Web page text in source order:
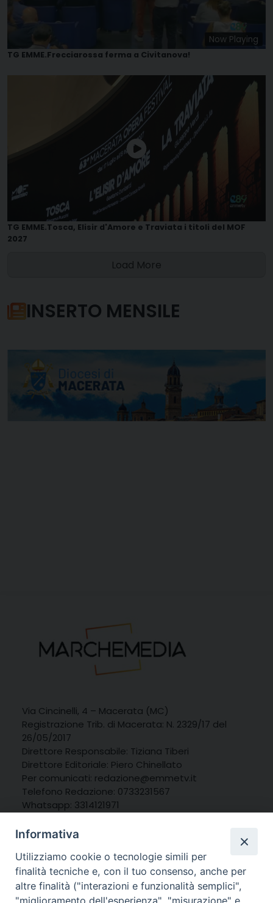
Now Playing
TG EMME.Frecciarossa ferma a Civitanova!
TG EMME.Tosca, Elisir d'Amore e Traviata i titoli del MOF
2027
Load More
INSERTO MENSILE
Via Cincinelli, 4 – Macerata (MC)
Registrazione Trib. di Macerata: N. 2329/17 del
26/05/2017
Direttore Responsabile: Tiziana Tiberi
Direttore Editoriale: Piero Chinellato
Per comunicati: redazione@emmetv.it
Telefono Redazione: 0733231567
Whatsapp: 3314121971
Informativa
Utilizziamo cookie o tecnologie simili per
finalità tecniche e, con il tuo consenso, anche per
altre finalità ("interazioni e funzionalità semplici",